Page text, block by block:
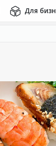
Для